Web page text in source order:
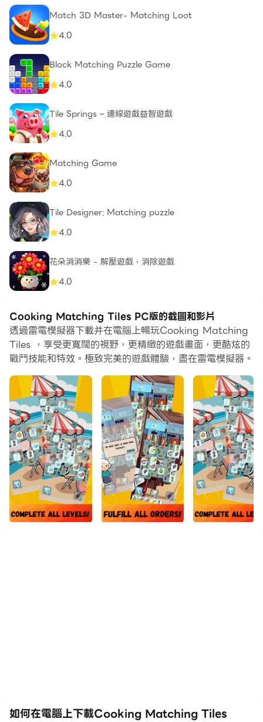
Match 3D Master- Matching Loot
4.0
Block Matching Puzzle Game
4.0
Tile Springs – 連線遊戲益智遊‪戲
4.0
Matching Game
4.0
Tile Designer: Matching puzzle
4.0
花朵消消樂 - 解壓遊戲，消除遊戲
4.0
Cooking Matching Tiles PC版的截圖和影片
透過雷電模擬器下載并在電腦上暢玩Cooking Matching
Tiles ，享受更寬闊的視野，更精緻的遊戲畫面，更酷炫的
戰鬥技能和特效。極致完美的遊戲體驗，盡在雷電模擬器。
如何在電腦上下載Cooking Matching Tiles